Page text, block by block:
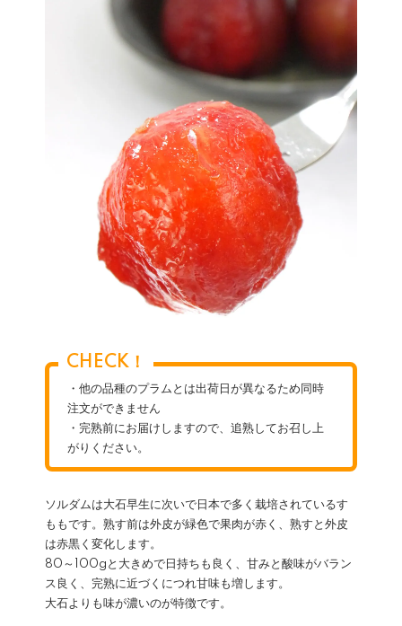
CHECK！
・他の品種のプラムとは出荷日が異なるため同時
注文ができません
・完熟前にお届けしますので、追熟してお召し上
がりください。
ソルダムは大石早生に次いで日本で多く栽培されているす
ももです。熟す前は外皮が緑色で果肉が赤く、熟すと外皮
は赤黒く変化します。
80～100gと大きめで日持ちも良く、甘みと酸味がバラン
ス良く、完熟に近づくにつれ甘味も増します。
大石よりも味が濃いのが特徴です。